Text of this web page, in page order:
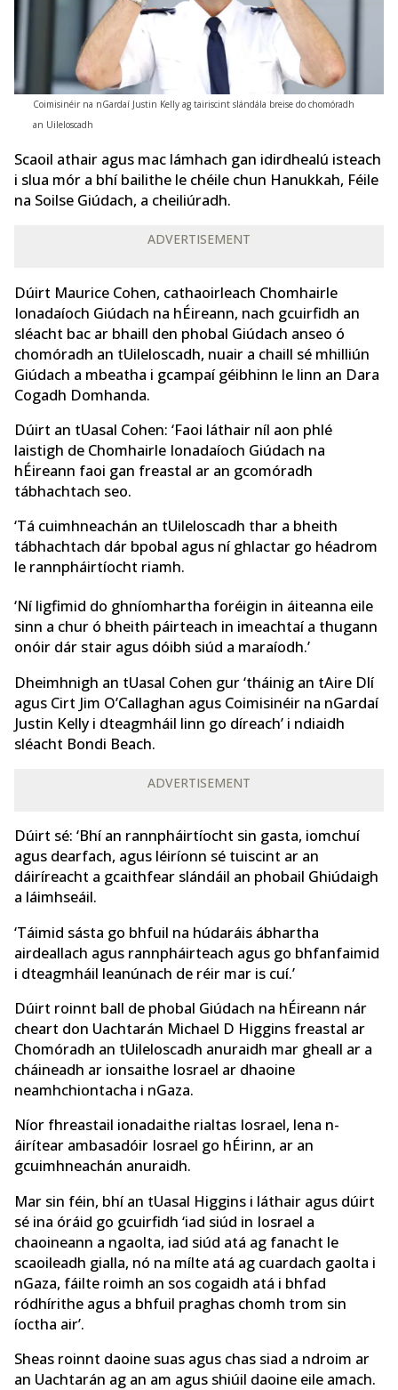
Coimisinéir na nGardaí Justin Kelly ag tairiscint slándála breise do chomóradh
an Uileloscadh
Scaoil athair agus mac lámhach gan idirdhealú isteach
i slua mór a bhí bailithe le chéile chun Hanukkah, Féile
na Soilse Giúdach, a cheiliúradh.
ADVERTISEMENT
Dúirt Maurice Cohen, cathaoirleach Chomhairle
Ionadaíoch Giúdach na hÉireann, nach gcuirfidh an
sléacht bac ar bhaill den phobal Giúdach anseo ó
chomóradh an tUileloscadh, nuair a chaill sé mhilliún
Giúdach a mbeatha i gcampaí géibhinn le linn an Dara
Cogadh Domhanda.
Dúirt an tUasal Cohen: ‘Faoi láthair níl aon phlé
laistigh de Chomhairle Ionadaíoch Giúdach na
hÉireann faoi gan freastal ar an gcomóradh
tábhachtach seo.
‘Tá cuimhneachán an tUileloscadh thar a bheith
tábhachtach dár bpobal agus ní ghlactar go héadrom
le rannpháirtíocht riamh.
‘Ní ligfimid do ghníomhartha foréigin in áiteanna eile
sinn a chur ó bheith páirteach in imeachtaí a thugann
onóir dár stair agus dóibh siúd a maraíodh.’
Dheimhnigh an tUasal Cohen gur ‘tháinig an tAire Dlí
agus Cirt Jim O’Callaghan agus Coimisinéir na nGardaí
Justin Kelly i dteagmháil linn go díreach’ i ndiaidh
sléacht Bondi Beach.
ADVERTISEMENT
Dúirt sé: ‘Bhí an rannpháirtíocht sin gasta, iomchuí
agus dearfach, agus léiríonn sé tuiscint ar an
dáiríreacht a gcaithfear slándáil an phobail Ghiúdaigh
a láimhseáil.
‘Táimid sásta go bhfuil na húdaráis ábhartha
airdeallach agus rannpháirteach agus go bhfanfaimid
i dteagmháil leanúnach de réir mar is cuí.’
Dúirt roinnt ball de phobal Giúdach na hÉireann nár
cheart don Uachtarán Michael D Higgins freastal ar
Chomóradh an tUileloscadh anuraidh mar gheall ar a
cháineadh ar ionsaithe Iosrael ar dhaoine
neamhchiontacha i nGaza.
Níor fhreastail ionadaithe rialtas Iosrael, lena n-
áirítear ambasadóir Iosrael go hÉirinn, ar an
gcuimhneachán anuraidh.
Mar sin féin, bhí an tUasal Higgins i láthair agus dúirt
sé ina óráid go gcuirfidh ‘iad siúd in Iosrael a
chaoineann a ngaolta, iad siúd atá ag fanacht le
scaoileadh gialla, nó na mílte atá ag cuardach gaolta i
nGaza, fáilte roimh an sos cogaidh atá i bhfad
ródhírithe agus a bhfuil praghas chomh trom sin
íoctha air’.
Sheas roinnt daoine suas agus chas siad a ndroim ar
an Uachtarán ag an am agus shiúil daoine eile amach.